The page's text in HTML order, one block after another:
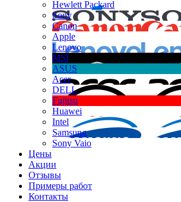
Hewlett Packard
Sony
Canon
Apple
Lenovo
MSI
ASUS
Acer
DELL
Fujitsu
Huawei
Intel
Samsung
Sony Vaio
Цены
Акции
Отзывы
Примеры работ
Контакты